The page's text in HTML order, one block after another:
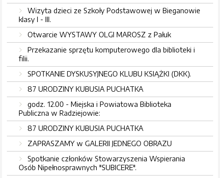
Wizyta dzieci ze Szkoły Podstawowej w Bieganowie
klasy I - III.
Otwarcie WYSTAWY OLGI MAROSZ z Pałuk
Przekazanie sprzętu komputerowego dla biblioteki i
filii.
SPOTKANIE DYSKUSYJNEGO KLUBU KSIĄŻKI (DKK).
87 URODZINY KUBUSIA PUCHATKA
godz. 12.00 - Miejska i Powiatowa Biblioteka
Publiczna w Radziejowie:
87 URODZINY KUBUSIA PUCHATKA
ZAPRASZAMY w GALERII JEDNEGO OBRAZU
Spotkanie członków Stowarzyszenia Wspierania
Osób Nipełnosprawnych "SUBICERE".